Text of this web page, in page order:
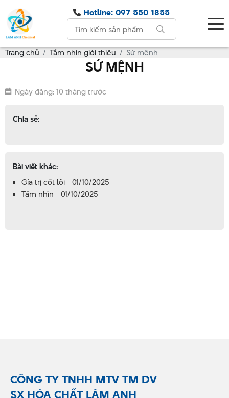
Hotline: 097 550 1855
Trang chủ Tầm nhìn giới thiệu Sứ mệnh
SỨ MỆNH
Ngày đăng: 10 tháng trước
Chia sẻ:
Bài viết khác:
Gía trị cốt lõi - 01/10/2025
Tầm nhìn - 01/10/2025
CÔNG TY TNHH MTV TM DV
SX HÓA CHẤT LÂM ANH